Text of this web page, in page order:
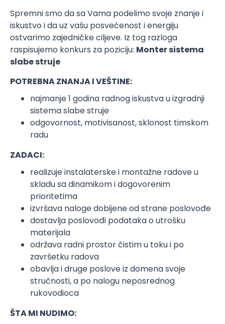
Spremni smo da sa Vama podelimo svoje znanje i
iskustvo i da uz vašu posvećenost i energiju
ostvarimo zajedničke ciljeve. Iz tog razloga
raspisujemo konkurs za poziciju: Monter sistema
slabe struje
POTREBNA ZNANJA I VEŠTINE:
najmanje 1 godina radnog iskustva u izgradnji
sistema slabe struje
odgovornost, motivisanost, sklonost timskom
radu
ZADACI:
realizuje instalaterske i montažne radove u
skladu sa dinamikom i dogovorenim
prioritetima
izvršava naloge dobijene od strane poslovođe
dostavlja poslovođi podataka o utrošku
materijala
održava radni prostor čistim u toku i po
završetku radova
obavlja i druge poslove iz domena svoje
stručnosti, a po nalogu neposrednog
rukovodioca
ŠTA MI NUDIMO: